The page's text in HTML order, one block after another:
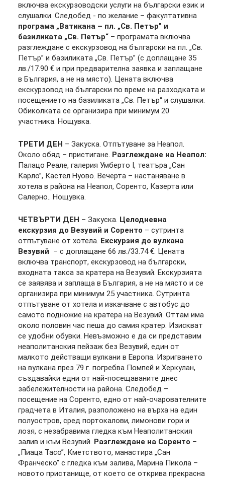
включва екскурзоводски услуги на български език и
слушалки. Следобед - по желание – факултативна
програма „Ватикана – пл. „Св. Петър” и
базиликата „Св. Петър“ – програмата включва
разглеждане с екскурзовод на български на пл. „Св.
Петър” и базиликата „Св. Петър” (с доплащане 35
лв./17.90 € и при предварителна заявка и заплащане
в България, а не на място). Цената включва
екскурзовод на български по време на разходката и
посещението на базиликата „Св. Петър“ и слушалки.
Обиколката се организира при минимум 20
участника. Нощувка.
ТРЕТИ ДЕН – Закуска. Отпътуване за Неапол.
Около обяд – пристигане. Разглеждане на Неапол:
Палацо Реале, галерия Умберто I, театъра „Сан
Карло”, Кастел Нуово. Вечерта – настаняване в
хотела в района на Неапол, Соренто, Казерта или
Салерно.. Нощувка.
ЧЕТВЪРТИ ДЕН – Закуска. Целодневна
екскурзия до Везувий и Соренто – сутринта
отпътуване от хотела. Екскурзия до вулкана
Везувий – с доплащане 66 лв./33.74 €. Цената
включва транспорт, екскурзовод на български,
входната такса за кратера на Везувий. Екскурзията
се заявява и заплаща в България, а не на място и се
организира при минимум 25 участника. Сутринта
отпътуване от хотела и изкачване с автобус до
самото подножие на кратера на Везувий. Оттам има
около половин час пеша до самия кратер. Изискват
се удобни обувки. Невъзможно е да си представим
неаполитанския пейзаж без Везувий, един от
малкото действащи вулкани в Европа. Изригването
на вулкана през 79 г. погребва Помпей и Херкулан,
създавайки едни от най-посещаваните днес
забележителности на района. Следобед –
посещение на Соренто, едно от най-очарователните
градчета в Италия, разположено на върха на един
полуостров, сред портокалови, лимонови гори и
лозя, с незабравима гледка към Неаполитанския
залив и към Везувий. Разглеждане на Соренто –
„Пиаца Тасо”, Кметството, манастира „Сан
Франческо” с гледка към залива, Марина Пикола –
новото пристанище, от което се открива прекрасна